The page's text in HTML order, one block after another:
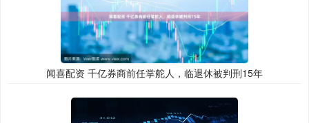
闻喜配资 千亿券商前任掌舵人，临退休被判刑15年